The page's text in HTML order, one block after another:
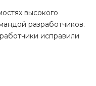
высокого
разработчиков.
исправили